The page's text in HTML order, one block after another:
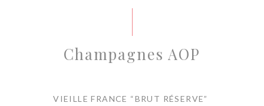
Champagnes AOP
VIEILLE FRANCE “BRUT RÉSERVE”